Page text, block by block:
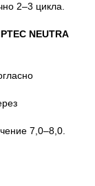
2–3 цикла.
NEUTRA
7,0–8,0.